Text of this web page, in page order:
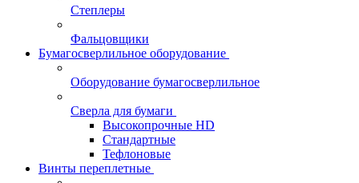
Степлеры
Фальцовщики
Бумагосверлильное оборудование
Оборудование бумагосверлильное
Сверла для бумаги
Высокопрочные HD
Стандартные
Тефлоновые
Винты переплетные